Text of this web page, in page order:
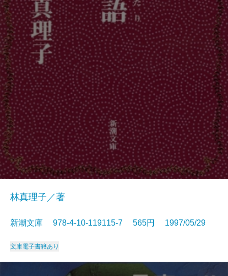
林真理子／著
新潮文庫 978-4-10-119115-7 565円 1997/05/29
文庫電子書籍あり